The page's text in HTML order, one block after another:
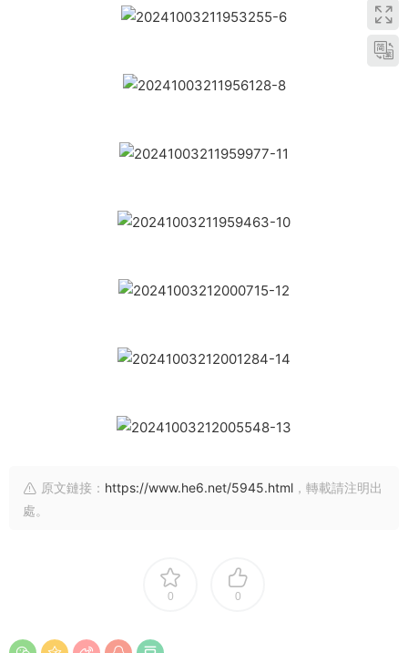
原文鏈接： https://www.he6.net/5945.html ，轉載請注明出
處。
0 0